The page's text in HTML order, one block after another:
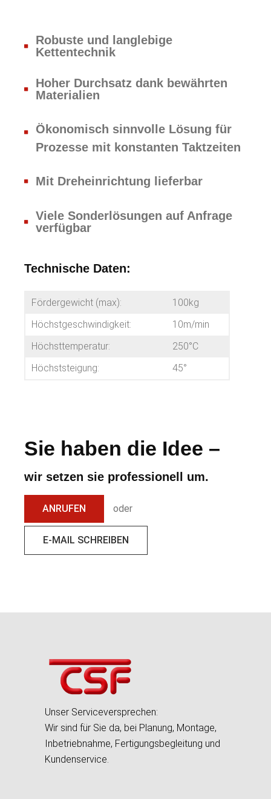
Robuste und langlebige
Kettentechnik
Hoher Durchsatz dank bewährten
Materialien
Ökonomisch sinnvolle Lösung für
Prozesse mit konstanten Taktzeiten
Mit Dreheinrichtung lieferbar
Viele Sonderlösungen auf Anfrage
verfügbar
Technische Daten:
Fördergewicht (max):
100kg
Höchstgeschwindigkeit:
10m/min
Höchsttemperatur:
250°C
Höchststeigung:
45°
Sie haben die Idee –
wir setzen sie professionell um.
ANRUFEN oder
E-MAIL SCHREIBEN
Unser Serviceversprechen:
Wir sind für Sie da, bei Planung, Montage,
Inbetriebnahme, Fertigungsbegleitung und
Kundenservice.